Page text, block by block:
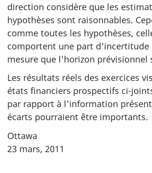
direction considère que les
hypothèses sont raisonnables.
comme toutes les hypothèses,
comportent une part d'incertitude
mesure que l'horizon prévisionnel
Les résultats réels des exercices
états financiers prospectifs ci-
par rapport à l'information
écarts pourraient être importants.
Ottawa
23 mars, 2011